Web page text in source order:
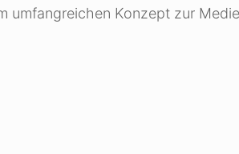
umfangreichen Konzept zur